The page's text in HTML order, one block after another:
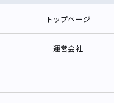
トップページ
運営会社